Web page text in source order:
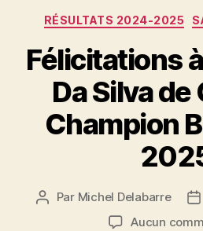
RÉSULTATS 2024-2025
Félicitations
Da Silva
Champion
Auteur
Par Michel Delabarre
Aucun